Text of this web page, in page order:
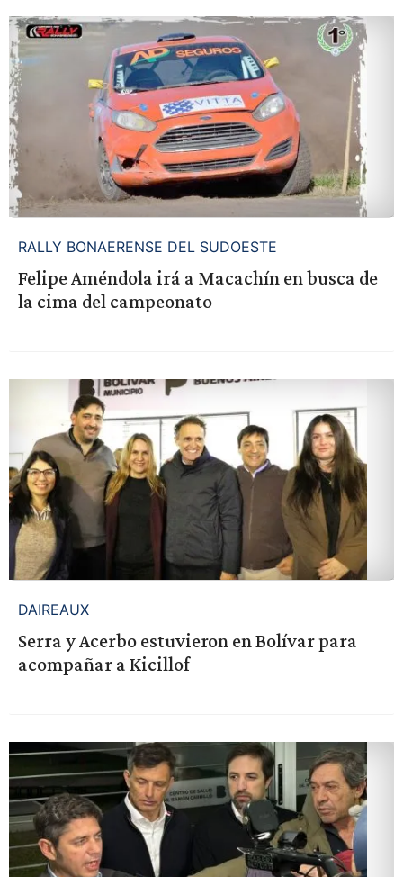
RALLY BONAERENSE DEL SUDOESTE
Felipe Améndola irá a Macachín en busca de
la cima del campeonato
DAIREAUX
Serra y Acerbo estuvieron en Bolívar para
acompañar a Kicillof